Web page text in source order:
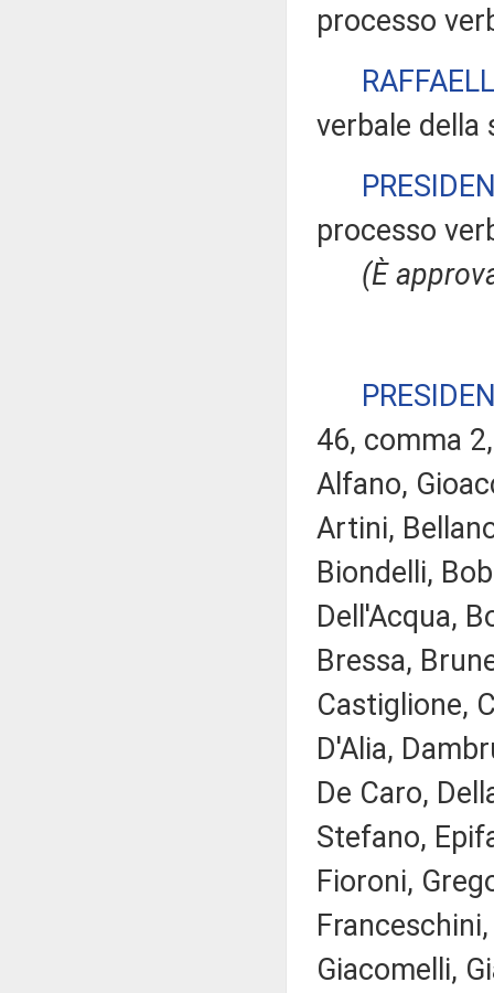
processo
verbale della
processo
(È
46, comma
Alfano,
Artini,
Biondelli,
Dell'Acqua,
Bressa,
Castiglione,
D'Alia,
De Caro,
Stefano,
Fioroni,
Giacomelli,